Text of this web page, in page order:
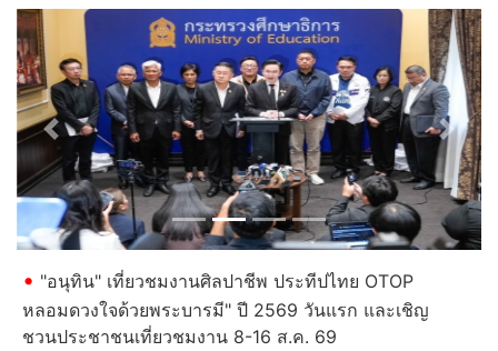
Previous Next
"อนุทิน" เที่ยวชมงานศิลปาชีพ ประทีปไทย OTOP
หลอมดวงใจด้วยพระบารมี" ปี 2569 วันแรก และเชิญ
ชวนประชาชนเที่ยวชมงาน 8-16 ส.ค. 69